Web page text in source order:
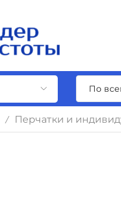
/ Перчатки и